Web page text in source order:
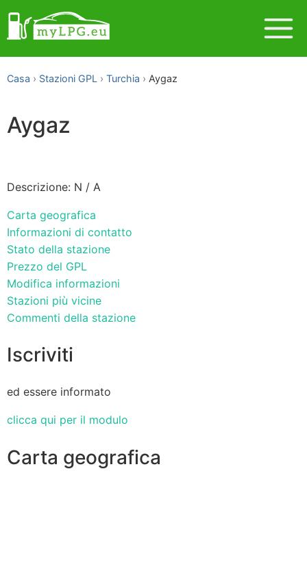
Casa Stazioni GPL Turchia Aygaz
Aygaz
Descrizione: N / A
Carta geografica
Informazioni di contatto
Stato della stazione
Prezzo del GPL
Modifica informazioni
Stazioni più vicine
Commenti della stazione
Iscriviti
ed essere informato
clicca qui per il modulo
Carta geografica